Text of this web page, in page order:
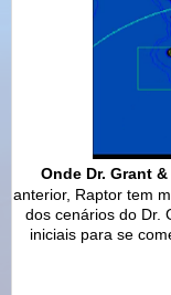
Onde Dr. Grant
anterior, Raptor tem
dos cenários do Dr.
iniciais para se